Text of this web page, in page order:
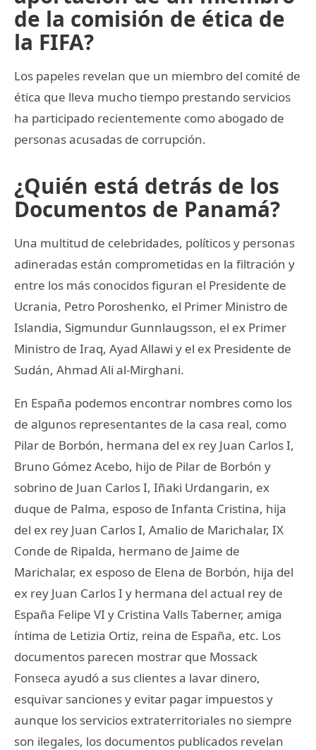
de la comisión de ética de
la FIFA?
Los papeles revelan que un miembro del comité de
ética que lleva mucho tiempo prestando servicios
ha participado recientemente como abogado de
personas acusadas de corrupción.
¿Quién está detrás de los
Documentos de Panamá?
Una multitud de celebridades, políticos y personas
adineradas están comprometidas en la filtración y
entre los más conocidos figuran el Presidente de
Ucrania, Petro Poroshenko, el Primer Ministro de
Islandia, Sigmundur Gunnlaugsson, el ex Primer
Ministro de Iraq, Ayad Allawi y el ex Presidente de
Sudán, Ahmad Ali al-Mirghani.
En España podemos encontrar nombres como los
de algunos representantes de la casa real, como
Pilar de Borbón, hermana del ex rey Juan Carlos I,
Bruno Gómez Acebo, hijo de Pilar de Borbón y
sobrino de Juan Carlos I, Iñaki Urdangarin, ex
duque de Palma, esposo de Infanta Cristina, hija
del ex rey Juan Carlos I, Amalio de Marichalar, IX
Conde de Ripalda, hermano de Jaime de
Marichalar, ex esposo de Elena de Borbón, hija del
ex rey Juan Carlos I y hermana del actual rey de
España Felipe VI y Cristina Valls Taberner, amiga
íntima de Letizia Ortiz, reina de España, etc. Los
documentos parecen mostrar que Mossack
Fonseca ayudó a sus clientes a lavar dinero,
esquivar sanciones y evitar pagar impuestos y
aunque los servicios extraterritoriales no siempre
son ilegales, los documentos publicados revelan